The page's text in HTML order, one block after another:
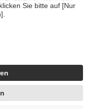
um echte Bewertungen
künstlicher